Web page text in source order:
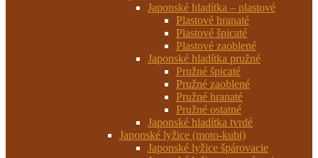
Japonské hladítka – plastové
Plastové hranaté
Plastové špicaté
Plastové zaoblené
Japonské hladítka pružné
Pružné špicaté
Pružné zaoblené
Pružné hranaté
Pružné ostatné
Japonské hladítka tvrdé
Japonské lyžice (moto-kubi)
Japonské lyžice špárovacie